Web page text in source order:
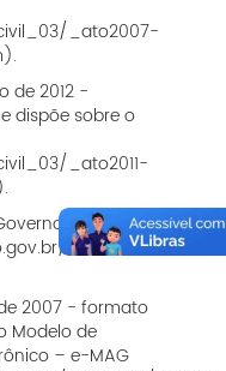
_ato2007-
de 2012 -
dispõe sobre o
_ato2011-
Eletrônico
acoes-e-
2007 - formato
Modelo de
– e-MAG